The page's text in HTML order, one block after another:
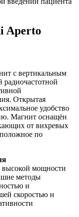
Aperto
с вертикальным
Открытая
удобство
Магнит оснащён
от вихревых
по
высокой мощности
методы
и
скоростью и